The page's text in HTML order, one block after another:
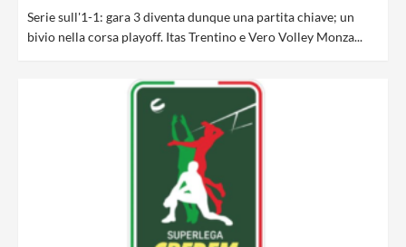
Serie sull'1-1: gara 3 diventa dunque una partita chiave; un
bivio nella corsa playoff. Itas Trentino e Vero Volley Monza...